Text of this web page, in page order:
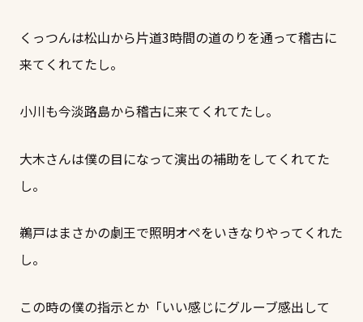
くっつんは松山から片道3時間の道のりを通って稽古に
来てくれてたし。
小川も今淡路島から稽古に来てくれてたし。
大木さんは僕の目になって演出の補助をしてくれてた
し。
鵜戸はまさかの劇王で照明オペをいきなりやってくれた
し。
この時の僕の指示とか「いい感じにグルーブ感出して